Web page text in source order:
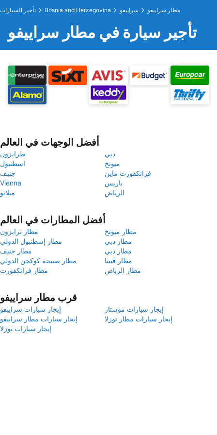
تأجير السيارات Bosnia and Herzegovina سراييفو مطار سراييفو
تأجير سيارة في مطار سراييفو
أفضل الوجهات في العالم
طرابزون
دبي
اسطنبول
ميونخ
جنيف
فرانكفورت ماين
Vienna
باريس
ميلانو
الرياض
أفضل المطارات في العالم
مطار ترابزون
مطار ميونخ
مطار إسطنبول الدولي
مطار دبي
مطار جنيف
مطار دبي
مطار صبيحة كوكجن الدولي
مطار فيينا
مطار فرانكفورت
مطار الرياض
قرب مطار سراييفو
إيجار سيارات سراييفو
إيجار سيارات موستار
إيجار سيارات مطار سراييفو
إيجار سيارات مطار توزلا
إيجار سيارات توزلا